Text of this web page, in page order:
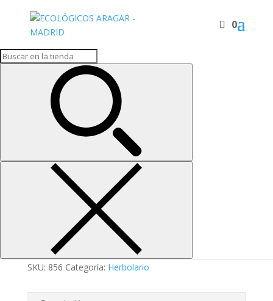
0
Lecit+levad+germen+pol
6,70€
Granulado de lecitina de soja, germen de trigo,
levadura de cerveza y polen
Lecit+levad+germen+polen
Añadir al carrito
SKU: 856 Categoría: Herbolario